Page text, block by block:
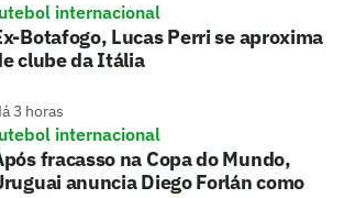
internacional
Botafogo, Lucas Perri se aproxima
clube da Itália
3 horas
internacional
fracasso na Copa do Mundo,
anuncia Diego Forlán como